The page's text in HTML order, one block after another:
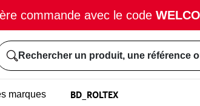
commande avec le code
Rechercher un produit, une référence
marques BD_ROLTEX